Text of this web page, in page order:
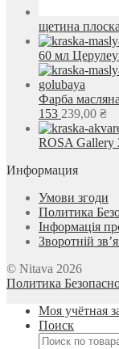
щетина
60 мл
Фарба
153 239,00 ₴
ROSA Gallery
Информация
Умови згоди
Политика
Інформація
Зворотній
© Nitava 2026
Политика
Моя учётная
Поиск
Искать: